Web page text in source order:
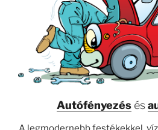
Autófényezésés